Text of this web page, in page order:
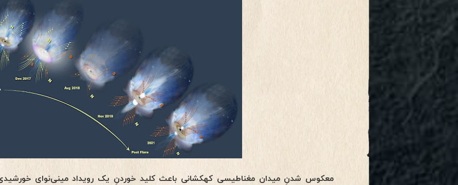
معکوس شدنِ میدان مغناطیسی کهکشانی باعث کلید خوردنِ یک رویداد مینی‌نوای